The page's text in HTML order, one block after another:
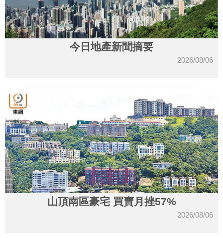
今日地產新聞摘要
2026/08/06
山頂南區豪宅 買賣月挫57%
2026/08/06